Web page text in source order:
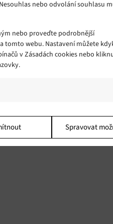
nebo odvolání souhlasu
nebo proveďte podrobnější
tomto webu. Nastavení můžete
v Zásadách cookies nebo
Porozumění publiku
Spravovat